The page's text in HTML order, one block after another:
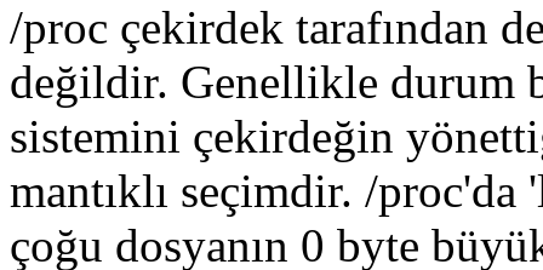
/proc çekirdek tarafından
değildir. Genellikle durum
sistemini çekirdeğin
mantıklı seçimdir. /proc'da
çoğu dosyanın 0 byte